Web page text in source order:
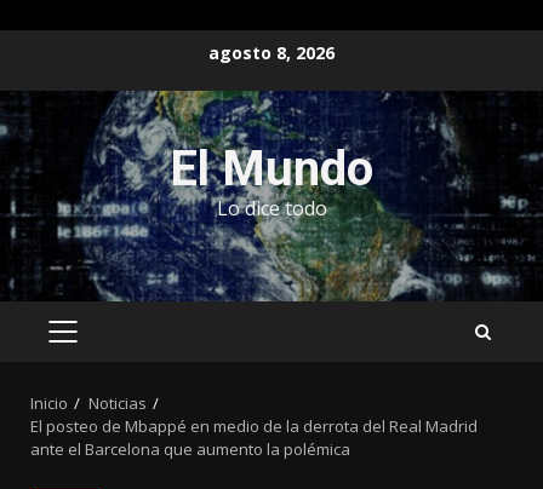
contenido
agosto 8, 2026
El Mundo
Lo dice todo
MENÚ
Inicio
Noticias
El posteo de Mbappé en medio de la derrota del Real Madrid
ante el Barcelona que aumento la polémica